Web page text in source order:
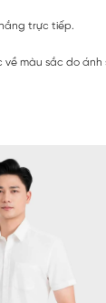
trực tiếp.
màu sắc do